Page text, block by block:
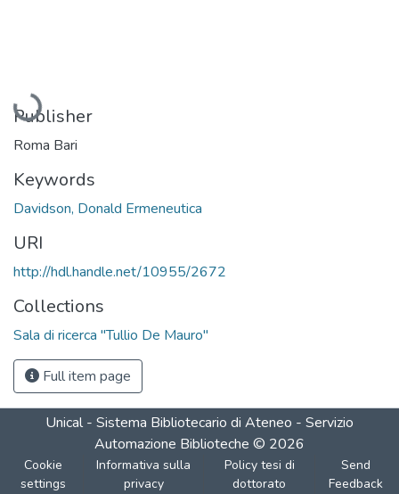
Loading...
Publisher
Roma Bari
Keywords
Davidson, Donald Ermeneutica
URI
http://hdl.handle.net/10955/2672
Collections
Sala di ricerca "Tullio De Mauro"
Full item page
Unical - Sistema Bibliotecario di Ateneo - Servizio
Automazione Biblioteche © 2026
Cookie
settings
Informativa sulla
privacy
Policy tesi di
dottorato
Send
Feedback